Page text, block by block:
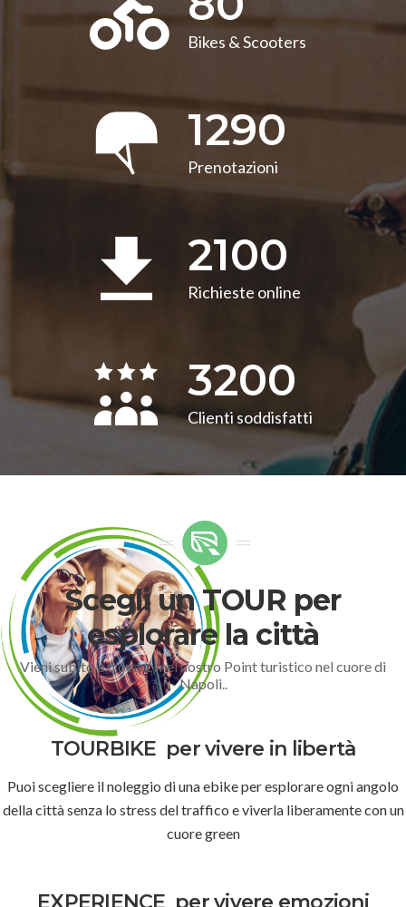
Bikes & Scooters
1290
Prenotazioni
2100
Richieste online
3200
Clienti soddisfatti
Scegli un TOUR per
esplorare la città
Vieni subito a trovarci nel nostro Point turistico nel cuore di
Napoli..
TOURBIKE per vivere in libertà
Puoi scegliere il noleggio di una ebike per esplorare ogni angolo
della città senza lo stress del traffico e viverla liberamente con un
cuore green
EXPERIENCE per vivere emozioni